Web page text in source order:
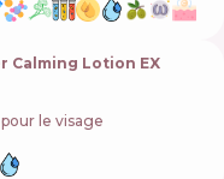
Calming Lotion EX
le visage